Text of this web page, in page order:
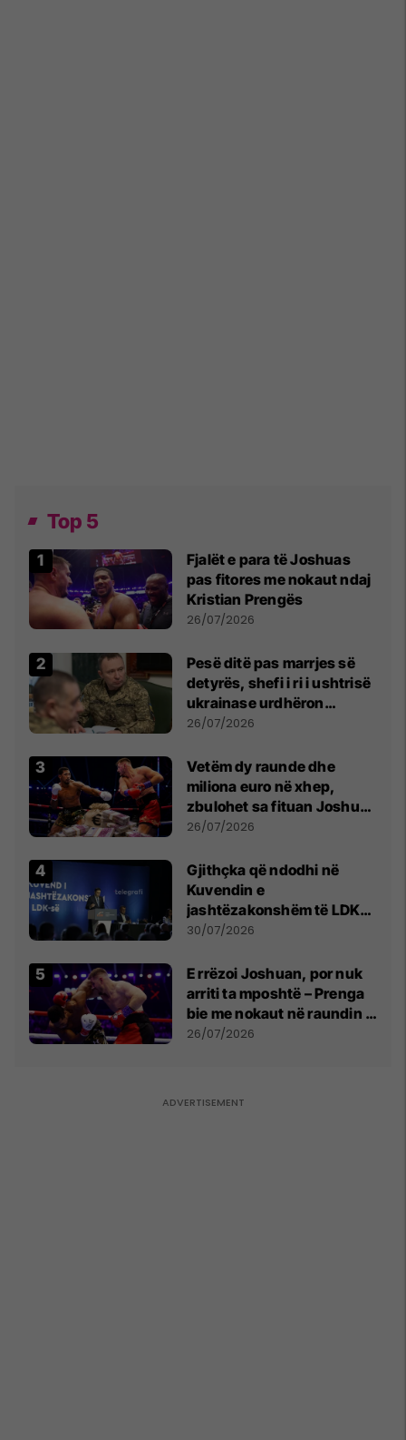
Top 5
Fjalët e para të Joshuas
pas fitores me nokaut ndaj
Kristian Prengës
26/07/2026
Pesë ditë pas marrjes së
detyrës, shefi i ri i ushtrisë
ukrainase urdhëron
kontroll të madh
26/07/2026
Vetëm dy raunde dhe
miliona euro në xhep,
zbulohet sa fituan Joshua
e Prenga
26/07/2026
Gjithçka që ndodhi në
Kuvendin e
jashtëzakonshëm të LDK-
së
30/07/2026
E rrëzoi Joshuan, por nuk
arriti ta mposhtë – Prenga
bie me nokaut në raundin e
dytë
26/07/2026